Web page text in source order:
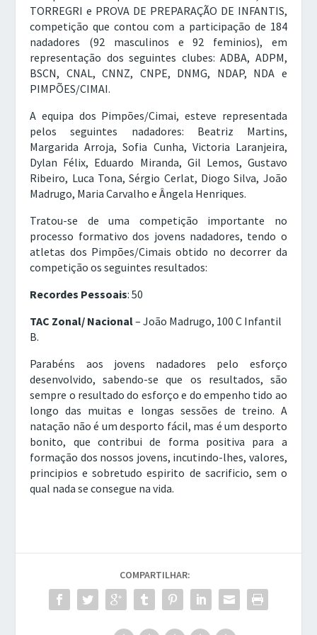
TORREGRI e PROVA DE PREPARAÇÃO DE INFANTIS,
competição que contou com a participação de 184
nadadores (92 masculinos e 92 feminios), em
representação dos seguintes clubes: ADBA, ADPM,
BSCN, CNAL, CNNZ, CNPE, DNMG, NDAP, NDA e
PIMPÕES/CIMAI.
A equipa dos Pimpões/Cimai, esteve representada
pelos seguintes nadadores: Beatriz Martins,
Margarida Arroja, Sofia Cunha, Victoria Laranjeira,
Dylan Félix, Eduardo Miranda, Gil Lemos, Gustavo
Ribeiro, Luca Tona, Sérgio Cerlat, Diogo Silva, João
Madrugo, Maria Carvalho e Ângela Henriques.
Tratou-se de uma competição importante no
processo formativo dos jovens nadadores, tendo o
atletas dos Pimpões/Cimais obtido no decorrer da
competição os seguintes resultados:
Recordes Pessoais: 50
TAC Zonal/ Nacional– João Madrugo, 100 C Infantil
B.
Parabéns aos jovens nadadores pelo esforço
desenvolvido, sabendo-se que os resultados, são
sempre o resultado do esforço e do empenho tido ao
longo das muitas e longas sessões de treino. A
natação não é um desporto fácil, mas é um desporto
bonito, que contribui de forma positiva para a
formação dos nossos jovens, incutindo-lhes, valores,
principios e sobretudo espirito de sacrificio, sem o
qual nada se consegue na vida.
COMPARTILHAR: